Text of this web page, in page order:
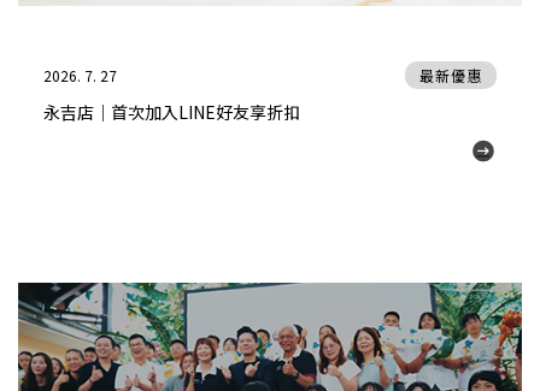
2026. 7. 27
永吉店｜首次加入LINE好友享折扣
最新優惠